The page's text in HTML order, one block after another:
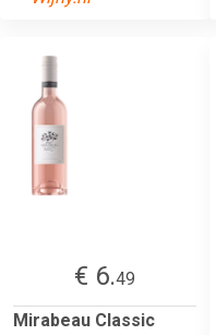
€ 6.49
Mirabeau Classic